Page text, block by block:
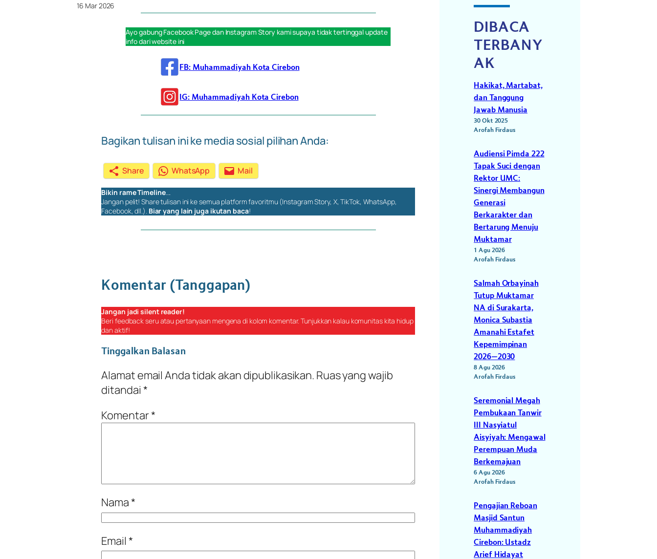
Tanggal
16 Mar 2026
Ayo gabungFacebook Pagedan Instagram Story kami supaya tidak tertinggal update
info dari website ini
FB: Muhammadiyah Kota Cirebon
IG: Muhammadiyah Kota Cirebon
Bagikan tulisan ini ke media sosial pilihan Anda:
Share WhatsApp Mail
Bikin rameTimeline….
Jangan pelit!Sharetulisan ini ke semua platform favoritmu (Instagram Story, X, TikTok, WhatsApp,
Facebook, dll.). Biar yang lain juga ikutan baca!
Komentar (Tanggapan)
Jangan jadisilent reader!
Beri feedbackseru atau pertanyaan mengena di kolom komentar. Tunjukkan kalau komunitas kita hidup
dan aktif!
Tinggalkan Balasan
Alamat email Anda tidak akan dipublikasikan. Ruas yang wajib
ditandai *
Komentar*
Nama*
Email *
DIBACA
TERBANY
AK
Hakikat, Martabat,
dan Tanggung
Jawab Manusia
30 Okt 2025
Arofah Firdaus
Audiensi Pimda 222
Tapak Suci dengan
Rektor UMC:
Sinergi Membangun
Generasi
Berkarakter dan
Bertarung Menuju
Muktamar
1 Agu 2026
Arofah Firdaus
Salmah Orbayinah
Tutup Muktamar
NA di Surakarta,
Monica Subastia
Amanahi Estafet
Kepemimpinan
2026–2030
8 Agu 2026
Arofah Firdaus
Seremonial Megah
Pembukaan Tanwir
III Nasyiatul
Aisyiyah: Mengawal
Perempuan Muda
Berkemajuan
6 Agu 2026
Arofah Firdaus
Pengajian Reboan
Masjid Santun
Muhammadiyah
Cirebon: Ustadz
Arief Hidayat